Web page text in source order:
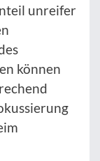
unreifer
können